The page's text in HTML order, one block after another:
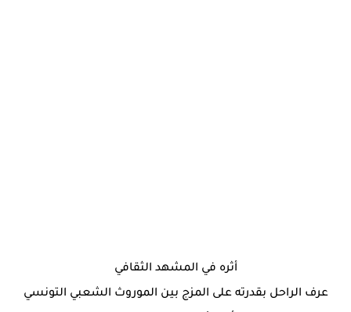
أثره في المشهد الثقافي
عرف الراحل بقدرته على المزج بين الموروث الشعبي التونسي